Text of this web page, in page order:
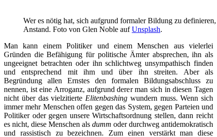
Wer es nötig hat, sich aufgrund formaler Bildung zu
Anstand. Foto von Glen Noble aufUnsplash.
Man kann einem Politiker und einem Menschen aus vielerlei
Gründen die Befähigung für politische Ämter absprechen, ihn als
ungeeignet betrachten oder ihn schlichtweg unsympathisch finden
und entsprechend mit ihm und über ihn streiten. Aber als
Begründung allen Ernstes den formalen Bildungsabschluss zu
nennen, ist eine Arroganz, aufgrund derer man sich in diesen Tagen
nicht über das vielzitierte Elitenbashing wundern muss. Wenn sich
immer mehr Menschen offen gegen das System, gegen Parteien und
Politiker oder gegen unsere Wirtschaftsordnung stellen, dann reicht
es nicht, diese Menschen als dumm oder durchweg antidemokratisch
und rassistisch zu bezeichnen. Zum einen verstärkt man diese